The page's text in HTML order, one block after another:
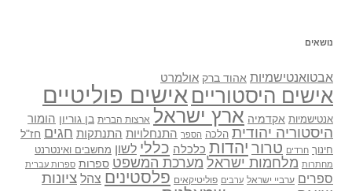
נושאים
אבטואנטישמיות אהוד ברק אולמרט
אישים היסטוריים אישים פוליטיים
אנטישמיות אקדמיה ארץ ישראל ארצות הברית בן גוריון הומור
היסטוריה יהודית הלכה הספר התנחלויות התנתקות חגים חז"ל
חינוך חרדים טרור יהדות כלכלה כללי לשון מחשבים ואינטרנט
מחתרות מלחמות ישראל מערכת המשפט ספרות ספרות עברית
ספרים ערביי ישראל ערבים פוליטיקאים פלסטינים צהל ציונות